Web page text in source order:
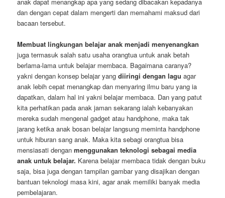
dan dengan cepat dalam mengerti dan memahami maksud dari
bacaan tersebut.
Membuat lingkungan belajar anak menjadi menyenangkan
juga termasuk salah satu usaha orangtua untuk anak betah
berlama-lama untuk belajar membaca. Bagaimana caranya?
yakni dengan konsep belajar yangdiiringi dengan lagu agar
anak lebih cepat menangkap dan menyaring ilmu baru yang ia
dapatkan, dalam hal ini yakni belajar membaca. Dan yang patut
kita perhatikan pada anak jaman sekarang ialah kebanyakan
mereka sudah mengenal gadget atau handphone, maka tak
jarang ketika anak bosan belajar langsung meminta handphone
untuk hiburan sang anak. Maka kita sebagi orangtua bisa
mensiasati denganmenggunakan teknologi sebagai media
anak untuk belajar. Karena belajar membaca tidak dengan buku
saja, bisa juga dengan tampilan gambar yang disajikan dengan
bantuan teknologi masa kini, agar anak memiliki banyak media
pembelajaran.